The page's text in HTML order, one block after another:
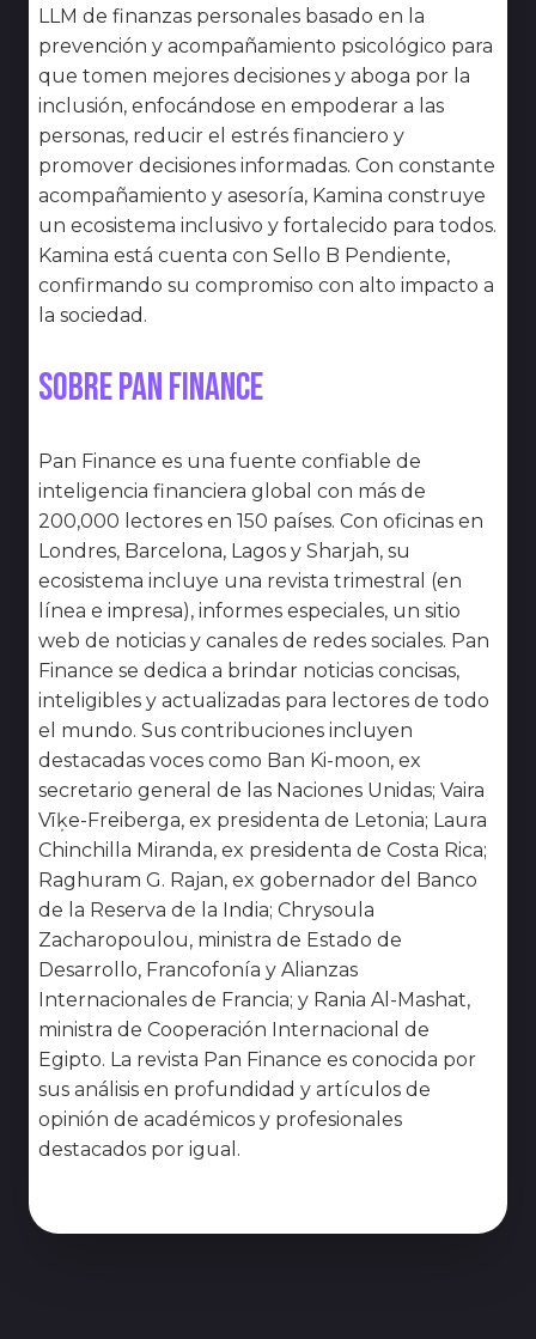
LLM de finanzas personales basado en la
prevención y acompañamiento psicológico para
que tomen mejores decisiones y aboga por la
inclusión, enfocándose en empoderar a las
personas, reducir el estrés financiero y
promover decisiones informadas. Con constante
acompañamiento y asesoría, Kamina construye
un ecosistema inclusivo y fortalecido para todos.
Kamina está cuenta con Sello B Pendiente,
confirmando su compromiso con alto impacto a
la sociedad.
Sobre Pan Finance
Pan Finance es una fuente confiable de
inteligencia financiera global con más de
200,000 lectores en 150 países. Con oficinas en
Londres, Barcelona, Lagos y Sharjah, su
ecosistema incluye una revista trimestral (en
línea e impresa), informes especiales, un sitio
web de noticias y canales de redes sociales. Pan
Finance se dedica a brindar noticias concisas,
inteligibles y actualizadas para lectores de todo
el mundo. Sus contribuciones incluyen
destacadas voces como Ban Ki-moon, ex
secretario general de las Naciones Unidas; Vaira
Vīķe-Freiberga, ex presidenta de Letonia; Laura
Chinchilla Miranda, ex presidenta de Costa Rica;
Raghuram G. Rajan, ex gobernador del Banco
de la Reserva de la India; Chrysoula
Zacharopoulou, ministra de Estado de
Desarrollo, Francofonía y Alianzas
Internacionales de Francia; y Rania Al-Mashat,
ministra de Cooperación Internacional de
Egipto. La revista Pan Finance es conocida por
sus análisis en profundidad y artículos de
opinión de académicos y profesionales
destacados por igual.